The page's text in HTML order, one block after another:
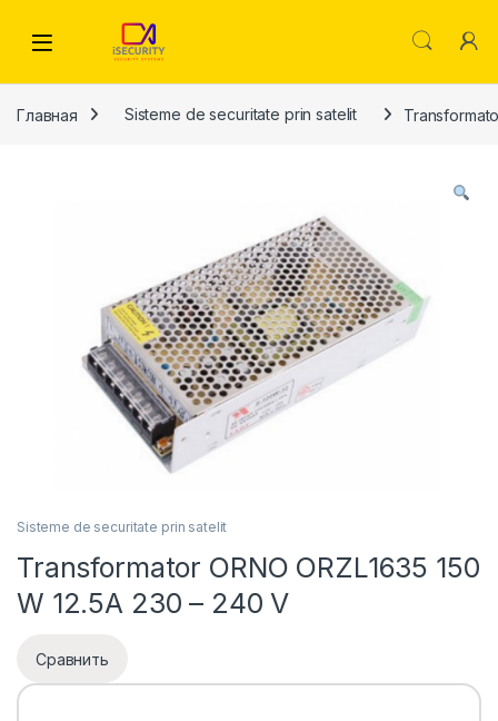
Главная Sisteme de securitate prin satelit
Sisteme de securitate prin satelit
Transformator ORNO ORZL1635 150
W 12.5A 230 – 240 V
Сравнить